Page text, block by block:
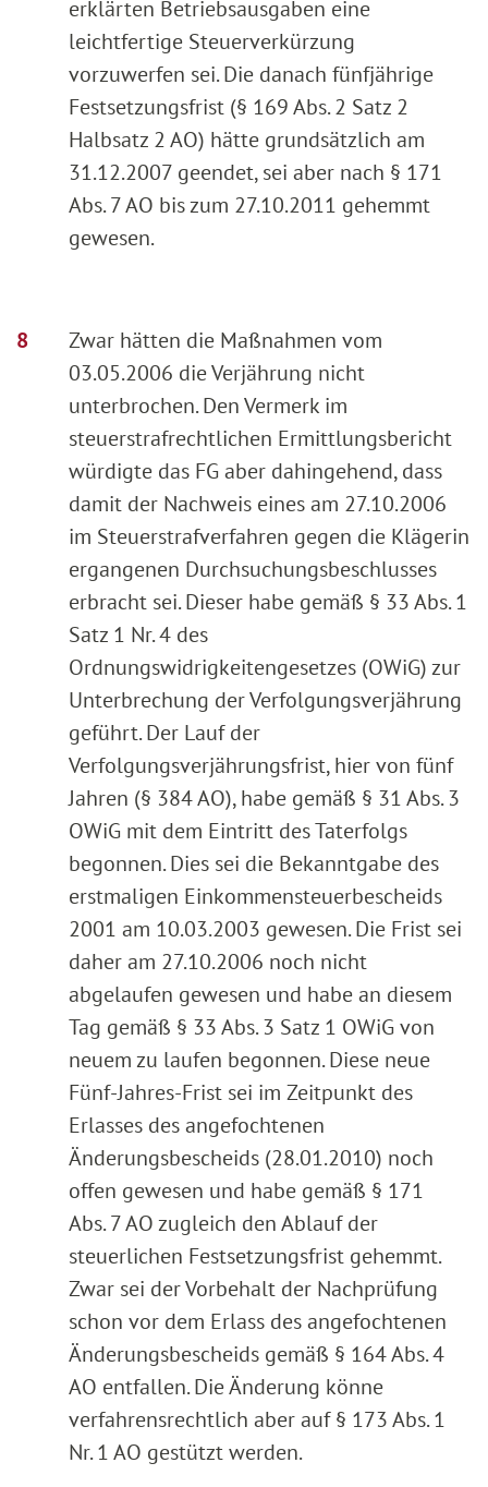
erklärten Betriebsausgaben eine
leichtfertige Steuerverkürzung
vorzuwerfen sei. Die danach fünfjährige
Festsetzungsfrist (§ 169 Abs. 2 Satz 2
Halbsatz 2 AO) hätte grundsätzlich am
31.12.2007 geendet, sei aber nach § 171
Abs. 7 AO bis zum 27.10.2011 gehemmt
gewesen.
Zwar hätten die Maßnahmen vom
03.05.2006 die Verjährung nicht
unterbrochen. Den Vermerk im
steuerstrafrechtlichen Ermittlungsbericht
würdigte das FG aber dahingehend, dass
damit der Nachweis eines am 27.10.2006
im Steuerstrafverfahren gegen die Klägerin
ergangenen Durchsuchungsbeschlusses
erbracht sei. Dieser habe gemäß § 33 Abs. 1
Satz 1 Nr. 4 des
Ordnungswidrigkeitengesetzes (OWiG) zur
Unterbrechung der Verfolgungsverjährung
geführt. Der Lauf der
Verfolgungsverjährungsfrist, hier von fünf
Jahren (§ 384 AO), habe gemäß § 31 Abs. 3
OWiG mit dem Eintritt des Taterfolgs
begonnen. Dies sei die Bekanntgabe des
erstmaligen Einkommensteuerbescheids
2001 am 10.03.2003 gewesen. Die Frist sei
daher am 27.10.2006 noch nicht
abgelaufen gewesen und habe an diesem
Tag gemäß § 33 Abs. 3 Satz 1 OWiG von
neuem zu laufen begonnen. Diese neue
Fünf-Jahres-Frist sei im Zeitpunkt des
Erlasses des angefochtenen
Änderungsbescheids (28.01.2010) noch
offen gewesen und habe gemäß § 171
Abs. 7 AO zugleich den Ablauf der
steuerlichen Festsetzungsfrist gehemmt.
Zwar sei der Vorbehalt der Nachprüfung
schon vor dem Erlass des angefochtenen
Änderungsbescheids gemäß § 164 Abs. 4
AO entfallen. Die Änderung könne
verfahrensrechtlich aber auf § 173 Abs. 1
Nr. 1 AO gestützt werden.